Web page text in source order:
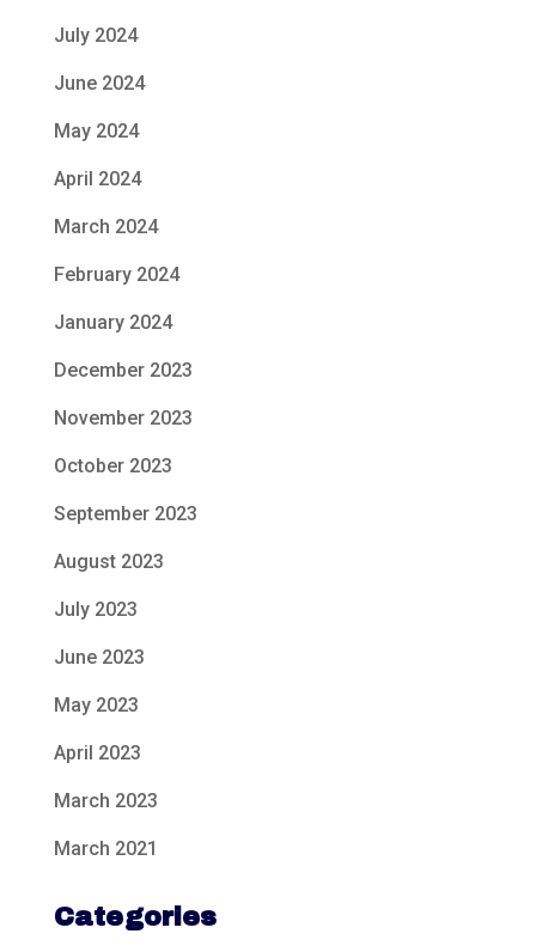
July 2024
June 2024
May 2024
April 2024
March 2024
February 2024
January 2024
December 2023
November 2023
October 2023
September 2023
August 2023
July 2023
June 2023
May 2023
April 2023
March 2023
March 2021
Categories